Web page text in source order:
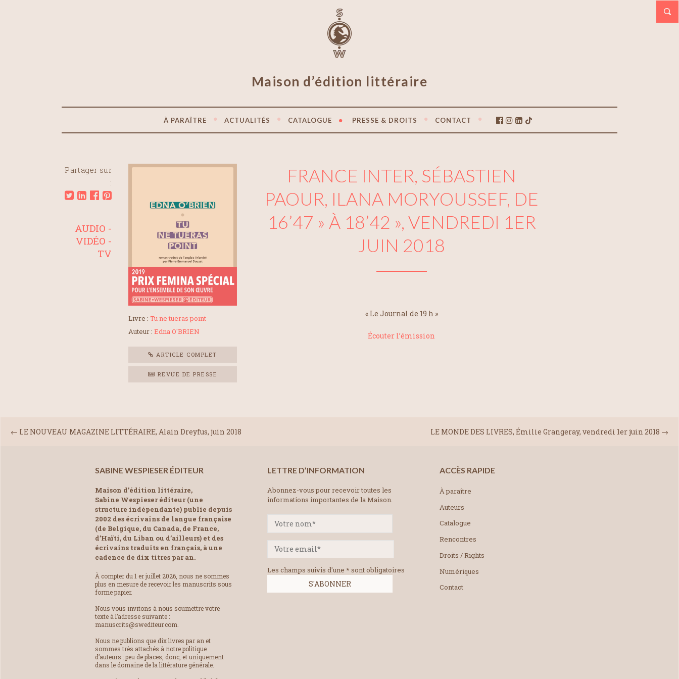
Maison d’édition littéraire
À PARAÎTRE ACTUALITÉS CATALOGUE PRESSE & DROITS CONTACT
Partager sur
:
Livre : Tu ne tueras point
Auteur : Edna O'BRIEN
ARTICLE COMPLET
REVUE DE PRESSE
FRANCE INTER, SÉBASTIEN
PAOUR, ILANA MORYOUSSEF, DE
16’47 » À 18’42 », VENDREDI 1ER
JUIN 2018
« Le Journal de 19 h »
Écouter l’émission
AUDIO -
VIDÉO -
TV
LE MONDE DES LIVRES, Émilie Grangeray, vendredi 1er juin 2018 →
← LE NOUVEAU MAGAZINE LITTÉRAIRE, Alain Dreyfus, juin 2018
SABINE WESPIESER ÉDITEUR
Maison d’édition littéraire,
Sabine Wespieser éditeur (une
structure indépendante) publie depuis
2002 des écrivains de langue française
(de Belgique, du Canada, de France,
d’Haïti, du Liban ou d’ailleurs) et des
écrivains traduits en français, à une
cadence de dix titres par an.
À compter du 1 er juillet 2026, nous ne sommes
plus en mesure de recevoir les manuscrits sous
forme papier.
Nous vous invitons à nous soumettre votre
texte à l’adresse suivante :
manuscrits@swediteur.com.
Nous ne publions que dix livres par an et
sommes très attachés à notre politique
d’auteurs : peu de places, donc, et uniquement
dans le domaine de la littérature générale.
LETTRE D’INFORMATION
Abonnez-vous pour recevoir toutes les
informations importantes de la Maison.
Les champs suivis d'une * sont obligatoires
ACCÈS RAPIDE
À paraître
Auteurs
Catalogue
Rencontres
Droits / Rights
Numériques
Contact